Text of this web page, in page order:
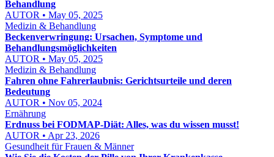
Behandlung
AUTOR • May 05, 2025
Medizin & Behandlung
Beckenverwringung: Ursachen, Symptome und
Behandlungsmöglichkeiten
AUTOR • May 05, 2025
Medizin & Behandlung
Fahren ohne Fahrerlaubnis: Gerichtsurteile und deren
Bedeutung
AUTOR • Nov 05, 2024
Ernährung
Erdnuss bei FODMAP-Diät: Alles, was du wissen musst!
AUTOR • Apr 23, 2026
Gesundheit für Frauen & Männer